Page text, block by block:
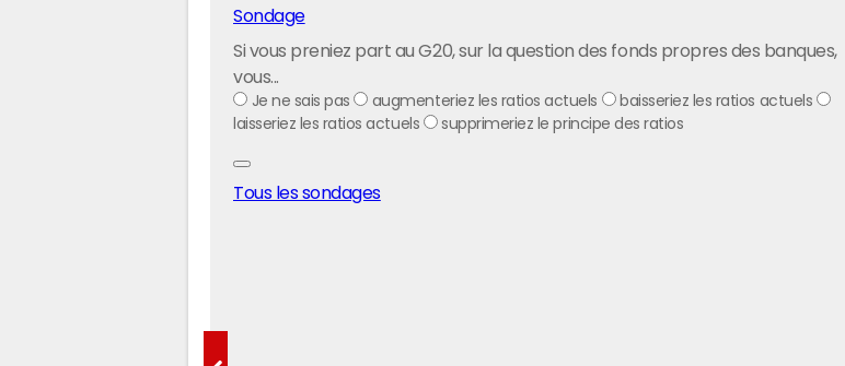
Sondage
Si vous preniez part au G20, sur la question des fonds propres des banques,
vous...
Je ne sais pas augmenteriez les ratios actuels
baisseriez les ratios actuels
laisseriez les ratios actuels
supprimeriez le principe des ratios
Tous les sondages